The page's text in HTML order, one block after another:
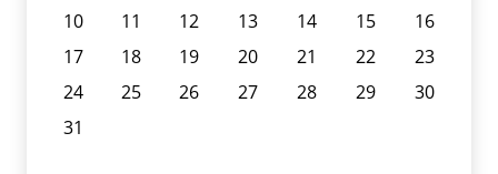
10
11 12 13 14 15
16
17
18 19 20 21 22
23
24
25 26 27 28 29
30
31